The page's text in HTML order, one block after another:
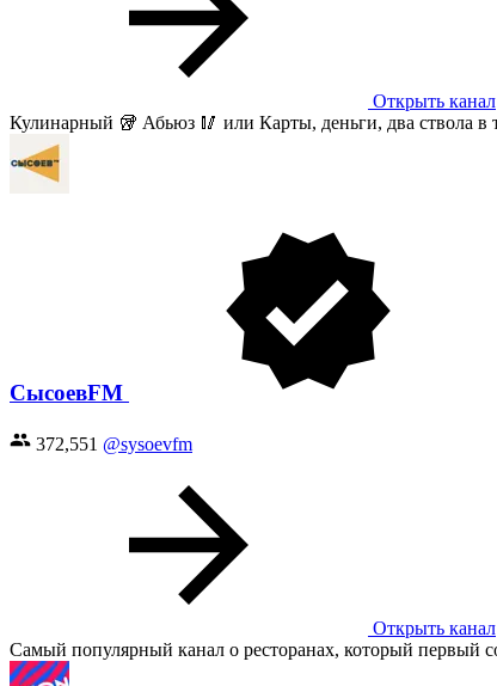
Открыть канал
Кулинарный 🥡 Абьюз 🥢 или Карты, деньги, два ствола в
СысоевFM
372,551 @sysoevfm
Открыть канал
Самый популярный канал о ресторанах, который первый